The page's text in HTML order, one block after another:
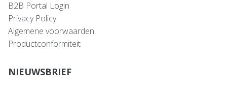
B2B Portal Login
Privacy Policy
Algemene voorwaarden
Productconformiteit
NIEUWSBRIEF